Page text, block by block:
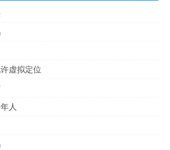
虚拟定位
人